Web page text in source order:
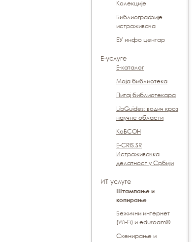
Koлекције
Библиографије
истраживача
ЕУ инфо центар
Е-услуге
Е-каталог
Моја библиотека
Питај библиотекара
LibGuides: водич кроз
научне области
КоБСОН
E-CRIS.SR
Истраживачка
делатност у Србији
ИТ услуге
Штампање и
копирање
Бежични интернет
(Wi-Fi) и eduroam®
Скенирање и